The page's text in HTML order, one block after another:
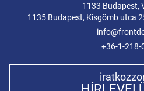
1133 Budapest,
1135 Budapest, Kisgömb utca
+36-1-218-